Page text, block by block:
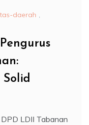
daerah ,
Solid
LDII Tabanan